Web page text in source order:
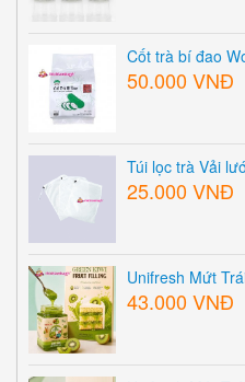
Cốt trà bí đao
50.000 VNĐ
Túi lọc trà Vải
25.000 VNĐ
Unifresh Mứt
43.000 VNĐ